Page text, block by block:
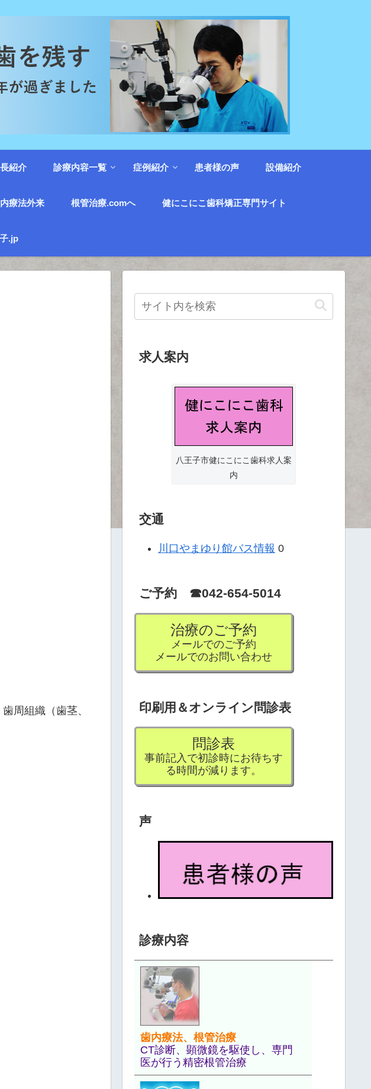
紹介 診療内容一覧 症例紹介 患者様の声 設備紹介
療法外来 根管治療.comへ 健にこにこ歯科矯正専門サイト
.jp
周組織（歯茎、
求人案内
八王子市健にこにこ歯科求人案
内
交通
川口やまゆり館バス情報 0
ご予約 ☎042-654-5014
治療のご予約
メールでのご予約
メールでのお問い合わせ
印刷用＆オンライン問診表
問診表
事前記入で初診時にお待ちす
る時間が減ります。
声
診療内容
歯内療法、根管治療
CT診断、顕微鏡を駆使し、専門
医が行う精密根管治療